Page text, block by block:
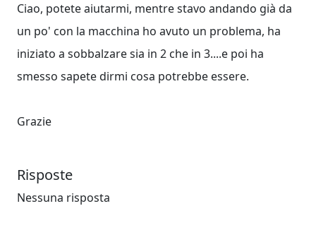
Ciao, potete aiutarmi, mentre stavo andando già da
un po' con la macchina ho avuto un problema, ha
iniziato a sobbalzare sia in 2 che in 3....e poi ha
smesso sapete dirmi cosa potrebbe essere.
Grazie
Risposte
Nessuna risposta